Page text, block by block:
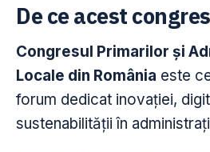
De ce acest
Congresul Primarilor și
Locale din România este
forum dedicat inovației,
sustenabilității în